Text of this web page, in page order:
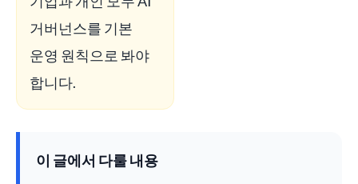
거버넌스를 기본
운영 원칙으로 봐야
합니다.
이 글에서 다룰 내용